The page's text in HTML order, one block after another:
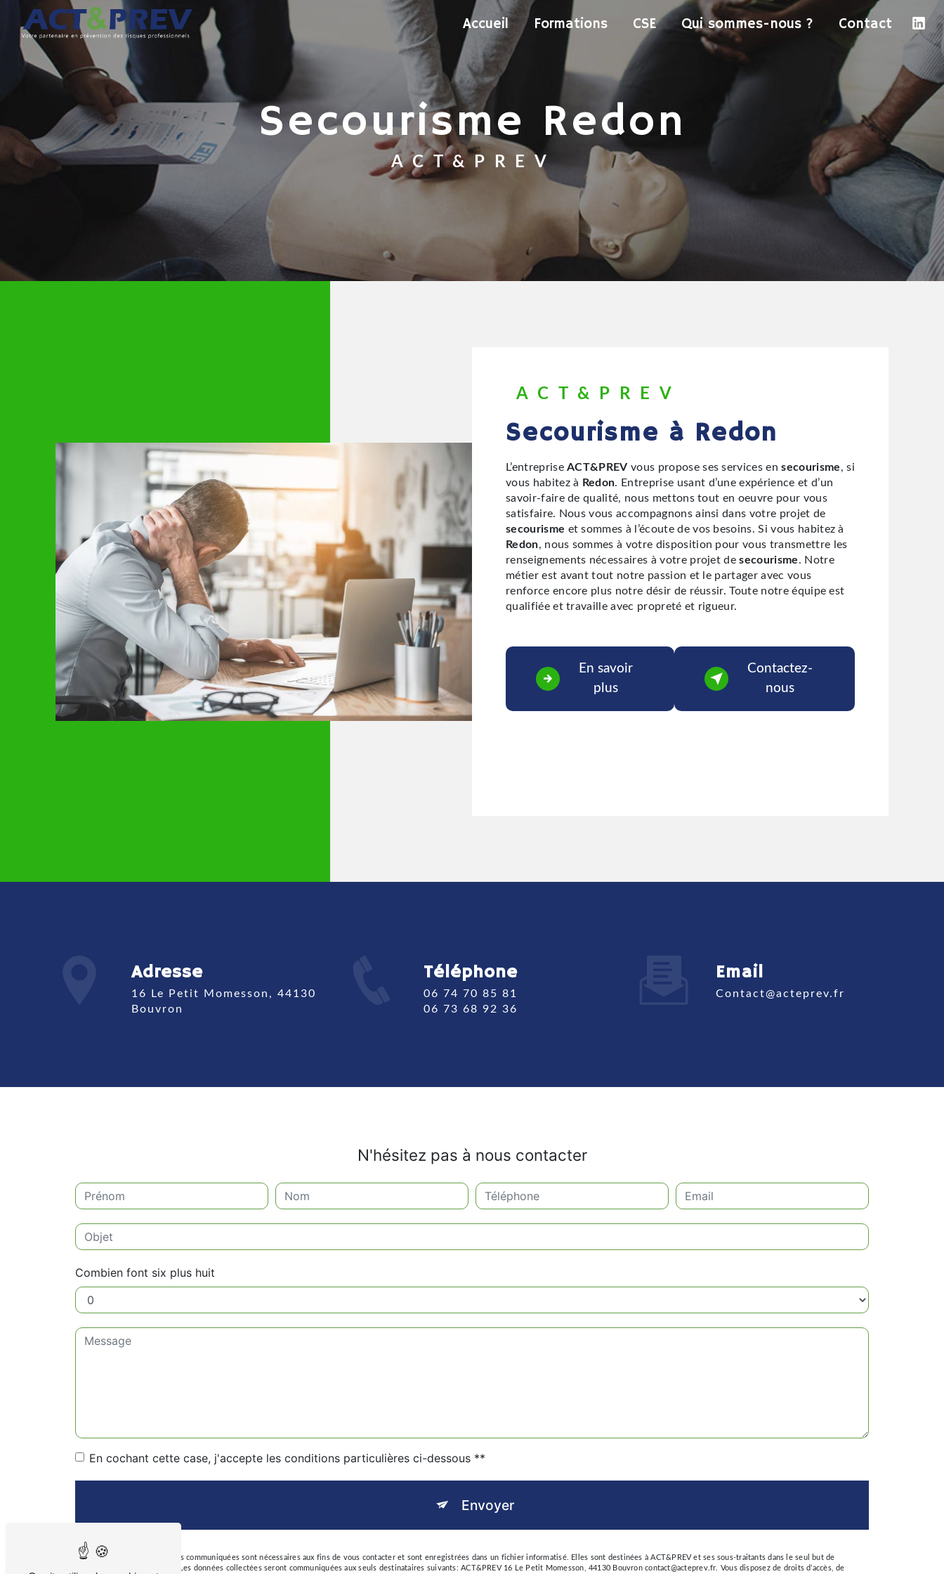
Accueil Formations CSE Qui sommes-nous ? Contact
secourisme Redon
ACT&PREV
ACT&PREV
secourisme à Redon
L’entrepriseACT&PREV vous propose ses services ensecourisme, si
vous habitez à Redon. Entreprise usant d’une expérience et d’un
savoir-faire de qualité, nous mettons tout en oeuvre pour vous
satisfaire. Nous vous accompagnons ainsi dans votre projet de
secourisme et sommes à l’écoute de vos besoins. Si vous habitez à
Redon, nous sommes à votre disposition pour vous transmettre les
renseignements nécessaires à votre projet desecourisme. Notre
métier est avant tout notre passion et le partager avec vous
renforce encore plus notre désir de réussir. Toute notre équipe est
qualifiée et travaille avec propreté et rigueur.
En savoir
plus
Contactez-
nous
Adresse
16 Le Petit Momesson, 44130
Bouvron
Téléphone
06 74 70 85 81
06 73 68 92 36
Email
contact@acteprev.fr
N'hésitez pas à nous contacter
Combien font six plus huit
En cochant cette case, j'accepte les conditions particulières ci-dessous **
Envoyer
** Les données personnelles communiquées sont nécessaires aux fins de vous contacter et sont enregistrées dans un fichier informatisé. Elles sont destinées à ACT&PREV et ses sous-traitants dans le seul but de
répondre à votre message. Les données collectées seront communiquées aux seuls destinataires suivants: ACT&PREV 16 Le Petit Momesson, 44130 Bouvron contact@acteprev.fr. Vous disposez de droits d’accès, de
Panneau de gestion des cookies